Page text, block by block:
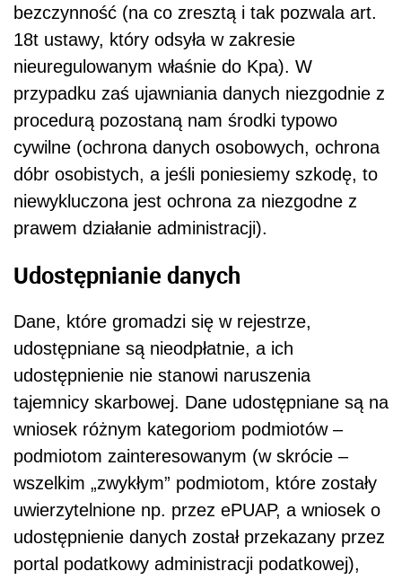
bezczynność (na co zresztą i tak pozwala art.
18t ustawy, który odsyła w zakresie
nieuregulowanym właśnie do Kpa). W
przypadku zaś ujawniania danych niezgodnie z
procedurą pozostaną nam środki typowo
cywilne (ochrona danych osobowych, ochrona
dóbr osobistych, a jeśli poniesiemy szkodę, to
niewykluczona jest ochrona za niezgodne z
prawem działanie administracji).
Udostępnianie danych
Dane, które gromadzi się w rejestrze,
udostępniane są nieodpłatnie, a ich
udostępnienie nie stanowi naruszenia
tajemnicy skarbowej. Dane udostępniane są na
wniosek różnym kategoriom podmiotów –
podmiotom zainteresowanym (w skrócie –
wszelkim „zwykłym” podmiotom, które zostały
uwierzytelnione np. przez ePUAP, a wniosek o
udostępnienie danych został przekazany przez
portal podatkowy administracji podatkowej),